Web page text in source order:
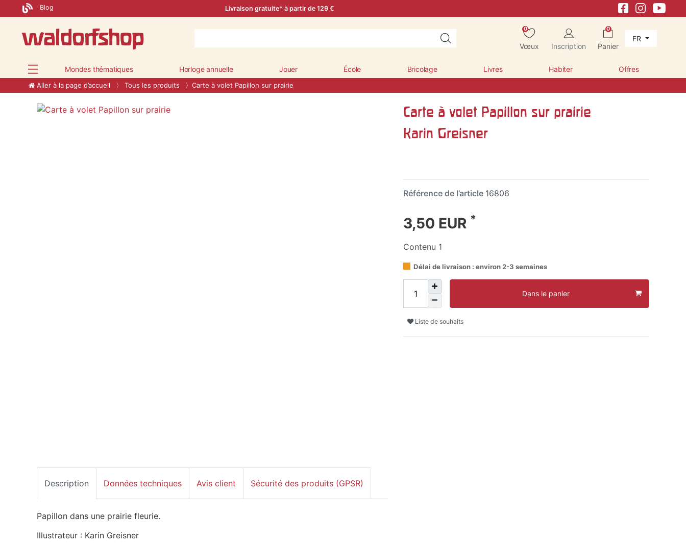
Blog Livraison gratuite* à partir de 129 €
0
Vœux Inscription
0
Panier
FR
Mondes thématiques Horloge annuelle Jouer École Bricolage Livres Habiter Offres
Aller à la page d’accueil Tous les produits Carte à volet Papillon sur prairie
Carte à volet Papillon sur prairie
Karin Greisner
Référence de l’article 16806
3,50 EUR *
Contenu 1
Délai de livraison : environ 2-3 semaines
Dans le panier
Liste de souhaits
Description Données techniques Avis client Sécurité des produits (GPSR)
Papillon dans une prairie fleurie.
Illustrateur : Karin Greisner